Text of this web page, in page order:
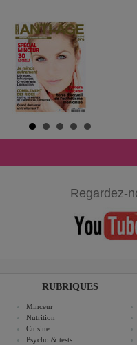
Regardez-
RUBRIQUES
Minceur
Nutrition
Cuisine
Psycho & tests